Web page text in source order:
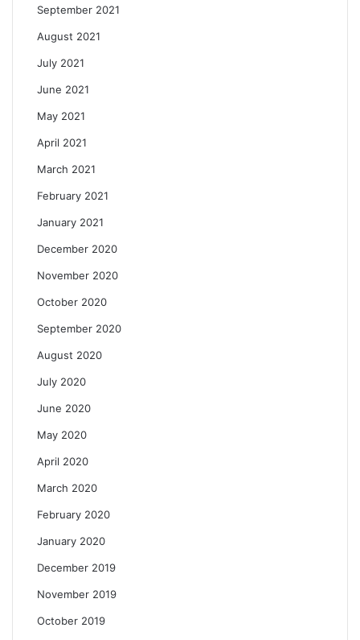
September 2021
August 2021
July 2021
June 2021
May 2021
April 2021
March 2021
February 2021
January 2021
December 2020
November 2020
October 2020
September 2020
August 2020
July 2020
June 2020
May 2020
April 2020
March 2020
February 2020
January 2020
December 2019
November 2019
October 2019